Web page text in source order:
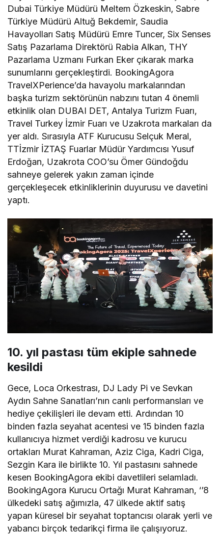
Dubai Türkiye Müdürü Meltem Özkeskin, Sabre
Türkiye Müdürü Altuğ Bekdemir, Saudia
Havayolları Satış Müdürü Emre Tuncer, Six Senses
Satış Pazarlama Direktörü Rabia Alkan, THY
Pazarlama Uzmanı Furkan Eker çıkarak marka
sunumlarını gerçekleştirdi. BookingAgora
TravelXPerience’da havayolu markalarından
başka turizm sektörünün nabzını tutan 4 önemli
etkinlik olan DUBAI DET, Antalya Turizm Fuarı,
Travel Turkey İzmir Fuarı ve Uzakrota markaları da
yer aldı. Sırasıyla ATF Kurucusu Selçuk Meral,
TTİzmir İZTAŞ Fuarlar Müdür Yardımcısı Yusuf
Erdoğan, Uzakrota COO’su Ömer Gündoğdu
sahneye gelerek yakın zaman içinde
gerçekleşecek etkinliklerinin duyurusu ve davetini
yaptı.
10. yıl pastası tüm ekiple sahnede
kesildi
Gece, Loca Orkestrası, DJ Lady Pi ve Sevkan
Aydın Sahne Sanatları’nın canlı performansları ve
hediye çekilişleri ile devam etti. Ardından 10
binden fazla seyahat acentesi ve 15 binden fazla
kullanıcıya hizmet verdiği kadrosu ve kurucu
ortakları Murat Kahraman, Aziz Ciga, Kadri Ciga,
Sezgin Kara ile birlikte 10. Yıl pastasını sahnede
kesen BookingAgora ekibi davetlileri selamladı.
BookingAgora Kurucu Ortağı Murat Kahraman, ‘’8
ülkedeki satış ağımızla, 47 ülkede aktif satış
yapan küresel bir seyahat toptancısı olarak yerli ve
yabancı birçok tedarikçi firma ile çalışıyoruz.